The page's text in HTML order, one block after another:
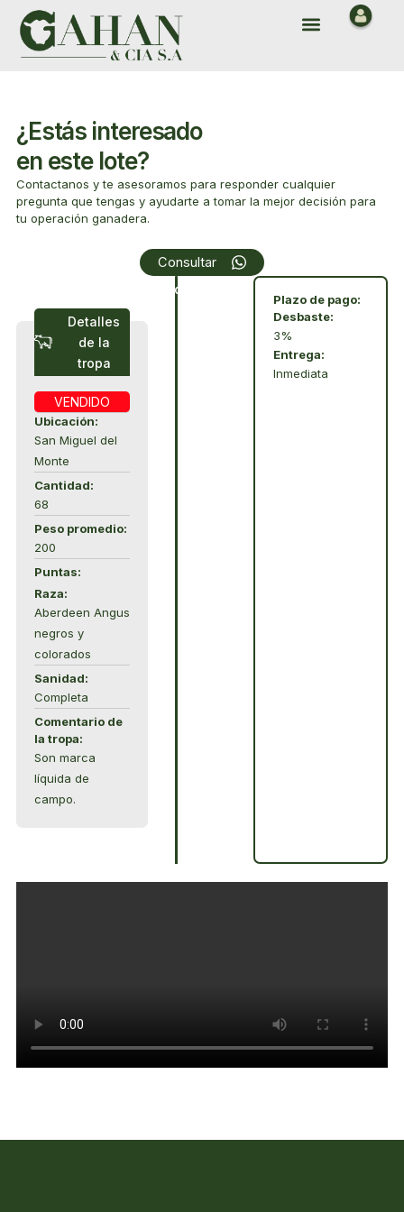
contenido
Menu
¿Estás interesado
en este lote?
Contactanos y te asesoramos para responder cualquier
pregunta que tengas y ayudarte a tomar la mejor decisión para
tu operación ganadera.
Consultar
Detalles
de la
tropa
VENDIDO
Ubicación:
San Miguel del
Monte
Cantidad:
68
Peso promedio:
200
Puntas:
Raza:
Aberdeen Angus
negros y
colorados
Sanidad:
Completa
Comentario de
la tropa:
Son marca
líquida de
campo.
Condiciones
Plazo de pago:
Desbaste:
3%
Entrega:
Inmediata